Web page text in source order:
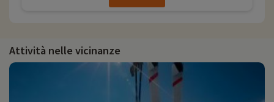
Attività nelle vicinanze